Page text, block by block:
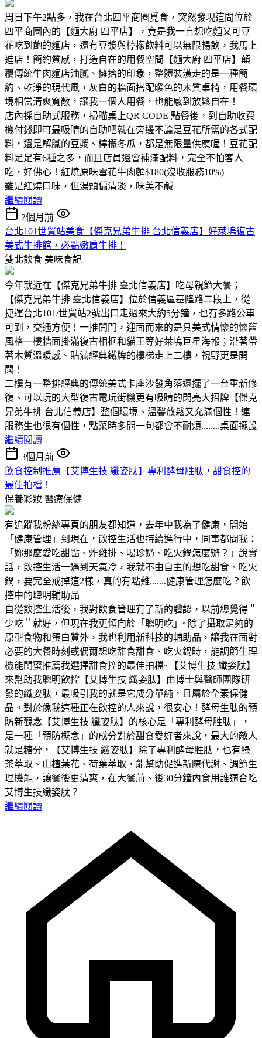
周日下午2點多，我在台北四平商圈覓食，突然發現這間位於
四平商圈內的【麵大廚 四平店】，竟是我一直想吃麵又可豆
花吃到飽的麵店，還有豆漿與檸檬飲料可以無限暢飲，我馬上
進店！簡約質感，打造自在的用餐空間【麵大廚 四平店】顛
覆傳統牛肉麵店油膩、擁擠的印象，整體裝潢走的是一種簡
約、乾淨的現代風，灰白的牆面搭配暖色的木質桌椅，用餐環
境相當清爽寬敞，讓我一個人用餐，也能感到放鬆自在！
店內採自助式服務，掃瞄桌上QR CODE 點餐後，到自助收費
機付錢即可最吸睛的自助吧就在旁邊不論是豆花所需的各式配
料，還是解膩的豆漿、檸檬冬瓜，都是無限量供應喔！豆花配
料足足有6種之多，而且店員還會補滿配料，完全不怕客人
吃，好佛心！紅燒原味雪花牛肉麵$180(沒收服務10%)
雖是紅燒口味，但湯頭偏清淡，味美不鹹
繼續閱讀
2個月前
台北101世貿站美食【傑克兄弟牛排 台北信義店】好萊塢復古
美式牛排館，必點嫩肩牛排！
雙北飲食 美味食記
今年就近在【傑克兄弟牛排 臺北信義店】吃母親節大餐；
【傑克兄弟牛排 臺北信義店】位於信義區基隆路二段上，從
捷運台北101/世貿站2號出口走過來大約5分鐘，也有多路公車
可到，交通方便！一推開門，迎面而來的是具美式情懷的懷舊
風格一樓牆面掛滿復古相框和貓王等好萊塢巨星海報；沿著帶
著木質溫暖感、貼滿經典鐵牌的樓梯走上二樓，視野更是開
闊！
二樓有一整排經典的傳統美式卡座沙發角落還擺了一台重新修
復、可以玩的大型復古電玩街機更有吸睛的閃亮大招牌【傑克
兄弟牛排 台北信義店】整個環境、溫馨放鬆又充滿個性！連
服務生也很有個性，點菜時多問一句都會不耐煩........桌面擺設
繼續閱讀
3個月前
飲食控制推薦【艾博生技 纖姿肽】專利酵母胜肽，甜食控的
最佳拍檔！
保養彩妝 醫療保健
有追蹤我粉絲專頁的朋友都知道，去年中我為了健康，開始
「健康管理」到現在，飲控生活也持續進行中，同事都問我：
「妳那麼愛吃甜點、炸雞排、喝珍奶、吃火鍋怎麼辦？」說實
話，飲控生活一遇到天氣冷，我就不由自主的想吃甜食、吃火
鍋，要完全戒掉這2樣，真的有點難.......健康管理怎麼吃？飲
控中的聰明輔助品
自從飲控生活後，我對飲食管理有了新的體認，以前總覺得＂
少吃＂就好，但現在我更傾向於「聰明吃」~除了攝取足夠的
原型食物和蛋白質外，我也利用新科技的輔助品，讓我在面對
必要的大餐時刻或偶爾想吃甜食甜食、吃火鍋時，能調節生理
機能閨蜜推薦我選擇甜食控的最佳拍檔~【艾博生技 纖姿肽】
來幫助我聰明飲控【艾博生技 纖姿肽】由博士與醫師團隊研
發的纖姿肽，最吸引我的就是它成分單純，且屬於全素保健
品。對於像我這種正在飲控的人來說，很安心！酵母生肽的預
防新觀念【艾博生技 纖姿肽】的核心是「專利酵母胜肽」，
是一種「預防概念」的成分對於甜食愛好者來說，最大的敵人
就是糖分，【艾博生技 纖姿肽】除了專利酵母胜肽，也有綠
茶萃取、山楂葉花、荷葉萃取，能幫助促進新陳代謝、調節生
理機能，讓餐後更清爽，在大餐前、後30分鐘內食用誰適合吃
艾博生技纖姿肽？
繼續閱讀